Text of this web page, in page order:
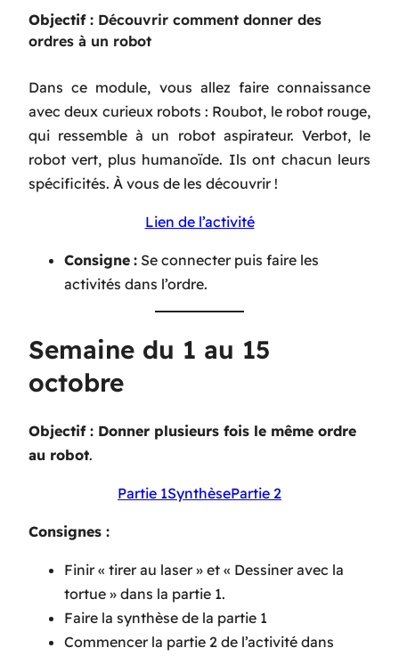
Objectif : Découvrir comment donner des
ordres à un robot
Dans ce module, vous allez faire connaissance
avec deux curieux robots : Roubot, le robot rouge,
qui ressemble à un robot aspirateur. Verbot, le
robot vert, plus humanoïde. Ils ont chacun leurs
spécificités. À vous de les découvrir !
Lien de l’activité
Consigne : Se connecter puis faire les
activités dans l’ordre.
Semaine du 1 au 15
octobre
Objectif : Donner plusieurs fois le même ordre
au robot.
Partie 1SynthèsePartie 2
Consignes :
Finir « tirer au laser » et « Dessiner avec la
tortue » dans la partie 1.
Faire la synthèse de la partie 1
Commencer la partie 2 de l’activité dans